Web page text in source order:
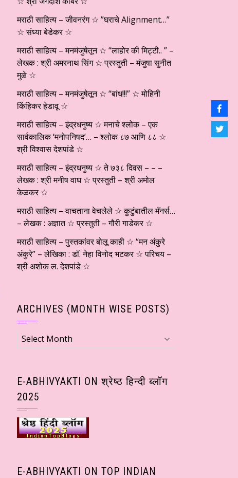
मराठी साहित्य – जीवनरंग ☆ ”घराचे Alignment…”
☆ संध्या बेडेकर ☆
मराठी साहित्य – मनमंजुषेतून ☆ “लाहोर की मिट्टी.. ” –
लेखक : श्री अमरनाथ सिंग ☆ प्रस्तुती – मंजुषा सुनीत
मुळे ☆
मराठी साहित्य – मनमंजुषेतून ☆ “बांध!!!” ☆ मोहिनी
किंहिकर हेडावू ☆
मराठी साहित्य – इंद्रधनुष्य ☆ मनाचे श्लोक – एक
सार्वकालिक ‘मनोपनिषद’… – श्लोक ८७ आणि ८८ ☆
श्री विश्वास देशपांडे ☆
मराठी साहित्य – इंद्रधनुष्य ☆ ते ७३८ दिवस – – –
लेखक : श्री मनीष वाघ ☆ प्रस्तुती – श्री अमोल
केळकर ☆
मराठी साहित्य – वाचताना वेचलेले ☆ कुटुंबातील मॅनर्स…
– लेखक : अज्ञात ☆ प्रस्तुती – गौरी गाडेकर ☆
मराठी साहित्य – पुस्तकांवर बोलू काही ☆ “मन अंकुरे
अंकुरे” – लेखिका : डॉ. नेहा विनोद भटकर ☆ परिचय –
श्री अशोक ल. देशपांडे ☆
ARCHIVES (MONTH WISE POSTS)
Archives
(Month
E-ABHIVYAKTI ON श्रेष्ठ हिन्दी ब्लॉग
2025
E-ABHIVYAKTI ON TOP INDIAN